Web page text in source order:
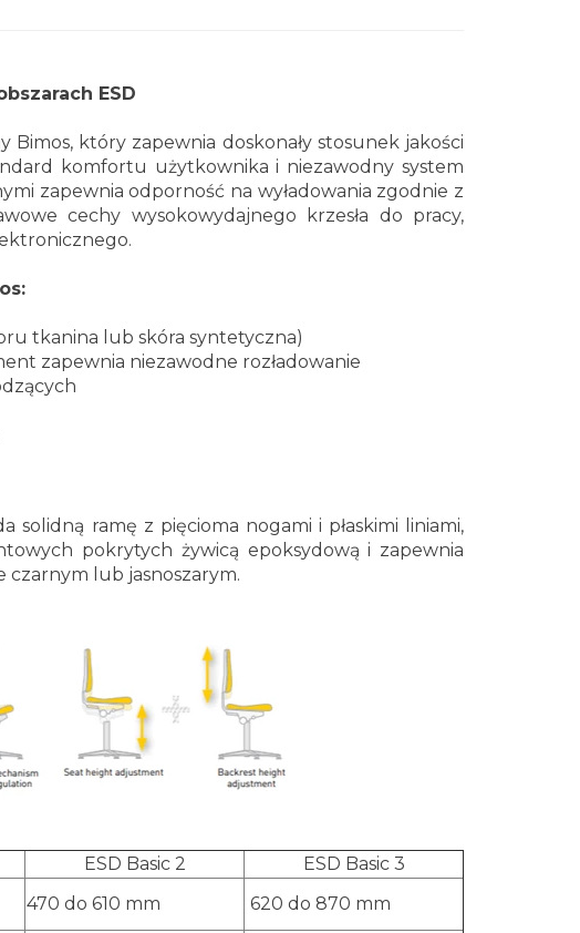
ESD
który zapewnia doskonały stosunek jakości
komfortu użytkownika i niezawodny system
zapewnia odporność na wyładowania zgodnie z
cechy wysokowydajnego krzesła do pracy,
tkanina lub skóra syntetyczna)
zapewnia niezawodne rozładowanie
solidną ramę z pięcioma nogami i płaskimi liniami,
pokrytych żywicą epoksydową i zapewnia
czarnym lub jasnoszarym.
ESD Basic 2
ESD Basic 3
470 do 610 mm
620 do 870 mm